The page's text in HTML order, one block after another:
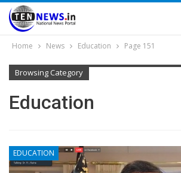
Home News Education Page 151
Browsing Category
Education
EDUCATION